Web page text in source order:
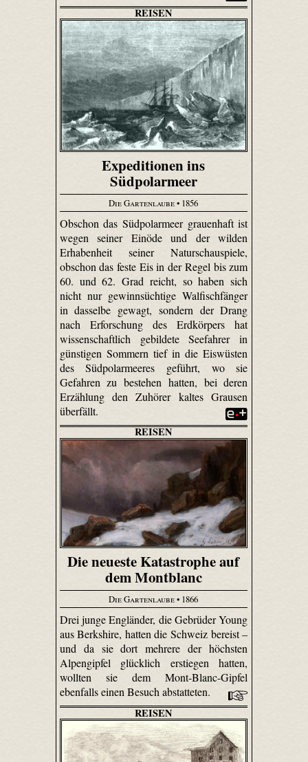
REISEN
Expeditionen ins
Südpolarmeer
Die Gartenlaube• 1856
Obschon das Südpolarmeer grauenhaft ist
wegen seiner Einöde und der wilden
Erhabenheit seiner Naturschauspiele,
obschon das feste Eis in der Regel bis zum
60. und 62. Grad reicht, so haben sich
nicht nur gewinnsüchtige Walfischfänger
in dasselbe gewagt, sondern der Drang
nach Erforschung des Erdkörpers hat
wissenschaftlich gebildete Seefahrer in
günstigen Sommern tief in die Eiswüsten
des Südpolarmeeres geführt, wo sie
Gefahren zu bestehen hatten, bei deren
Erzählung den Zuhörer kaltes Grausen
überfällt.
REISEN
Die neueste Katastrophe auf
dem Montblanc
Die Gartenlaube• 1866
Drei junge Engländer, die Gebrüder Young
aus Berkshire, hatten die Schweiz bereist –
und da sie dort mehrere der höchsten
Alpengipfel glücklich erstiegen hatten,
wollten sie dem Mont-Blanc-Gipfel
ebenfalls einen Besuch abstatteten.
REISEN